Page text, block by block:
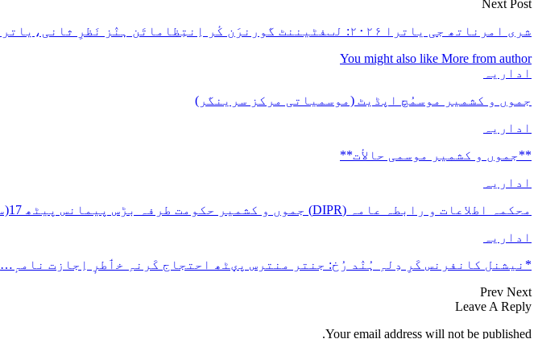
Next Post
شری امرناتھ جی یاترا ۲۰۲۶: لٮفٹیننٹ گورنرَن کٔر اِنتِظاماتَن ہنٛز نَظرِ ثانی،یاتریَن اَپیل صِرِف جٲئز رجسٹریشن پَتہ کَرن سَفَر شُروع
You might also like More from author
اداریہ
جموں و کشمیر موسمُچ اپڈیٹ (موسمیاتی مرکز سرینگر)
اداریہ
**جموں و كشمیر موسمی حالأت**
اداریہ
محکمہ اطلاعات و رابطہ عامہ (DIPR) جموں و کشمیر حکومت طرفہ بڑس پیمانس پیٹھ 17(سدہن)…
اداریہ
*نیشنل کانفرنس کَرِ دِلہِ ہُنٛد رُخ: جنتر منترس پؠٹھ احتجاج کَرنہِ خٲطرٕ اِجازت نامہٕ…
Prev Next
Leave A Reply
Your email address will not be published.